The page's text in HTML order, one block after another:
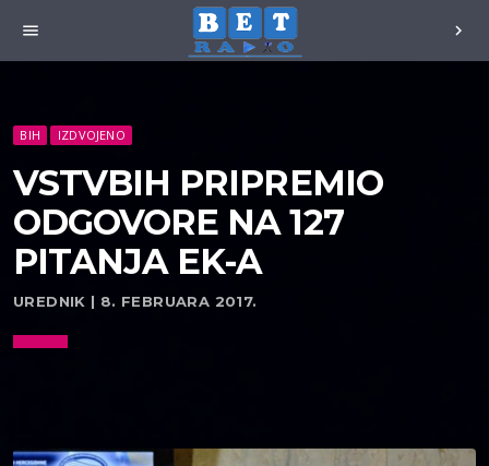
menu chevron_right
BIH IZDVOJENO
VSTVBIH PRIPREMIO
ODGOVORE NA 127
PITANJA EK-A
UREDNIK | 8. FEBRUARA 2017.